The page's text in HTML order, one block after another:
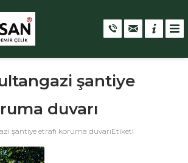
şantiye
duvarı
şantiye etrafı koruma duvarıEtiketi